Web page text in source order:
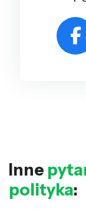
Inne
polityka: